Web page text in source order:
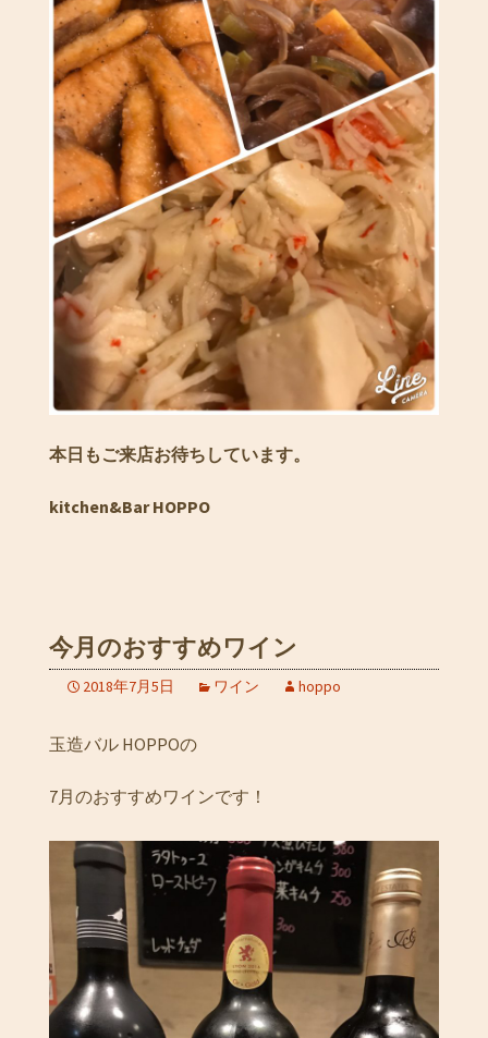
本日もご来店お待ちしています。
kitchen&Bar HOPPO
今月のおすすめワイン
2018年7月5日 ワイン hoppo
玉造バル HOPPOの
7月のおすすめワインです！